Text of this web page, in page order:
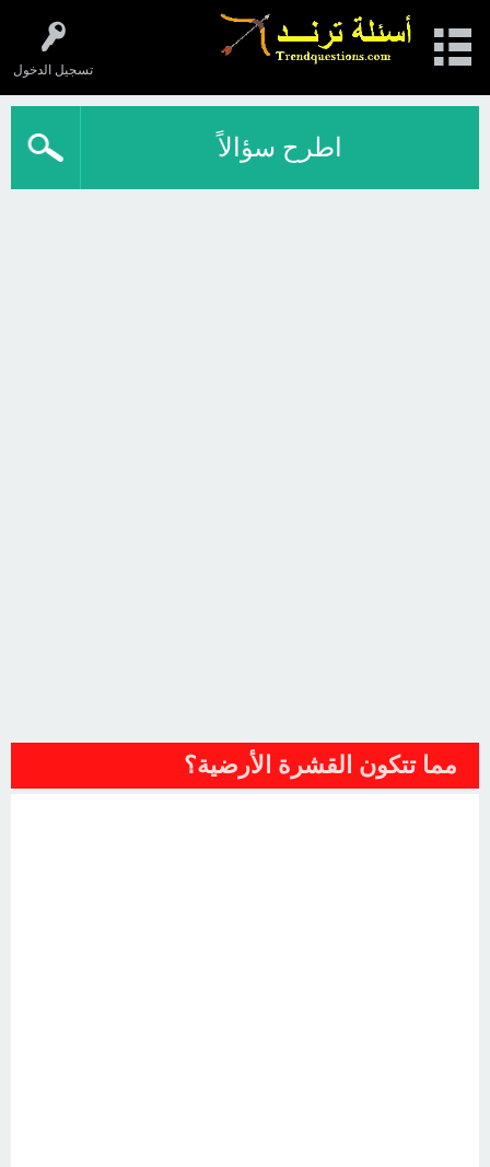
تسجيل الدخول
اطرح سؤالاً
مما تتكون القشرة الأرضية؟